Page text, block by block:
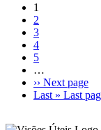
1
2
3
4
5
…
›› Next page
Last » Last